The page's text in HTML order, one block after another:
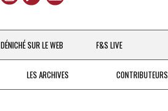
Aller
au
contenu
DÉNICHÉ SUR LE WEB F&S LIVE
LES ARCHIVES CONTRIBUTEURS